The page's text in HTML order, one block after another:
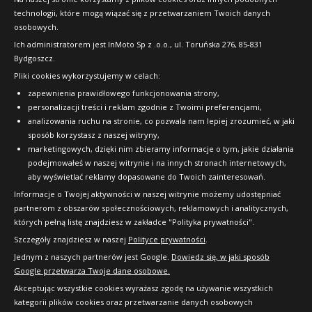
technologii, które mogą wiązać się z przetwarzaniem Twoich danych
osobowych.
Ich administratorem jest InMoto Sp z .o.o., ul. Toruńska 276, 85-831
Bydgoszcz.
Pliki cookies wykorzystujemy w celach:
zapewnienia prawidłowego funkcjonowania strony,
personalizacji treści i reklam zgodnie z Twoimi preferencjami,
analizowania ruchu na stronie, co pozwala nam lepiej zrozumieć, w jaki
sposób korzystasz z naszej witryny,
marketingowych, dzięki nim zbieramy informacje o tym, jakie działania
podejmowałeś w naszej witrynie i na innych stronach internetowych,
aby wyświetlać reklamy dopasowane do Twoich zainteresowań.
Informacje o Twojej aktywności w naszej witrynie możemy udostępniać
partnerom z obszarów społecznościowych, reklamowych i analitycznych,
których pełną listę znajdziesz w zakładce "Polityka prywatności".
Szczegóły znajdziesz w naszej Polityce prywatności.
Jednym z naszych partnerów jest Google. Dowiedz się, w jaki sposób
Google przetwarza Twoje dane osobowe.
Akceptując wszystkie cookies wyrażasz zgodę na używanie wszystkich
kategorii plików cookies oraz przetwarzanie danych osobowych
Raty
FAQ
OFICJALNY PARTNER